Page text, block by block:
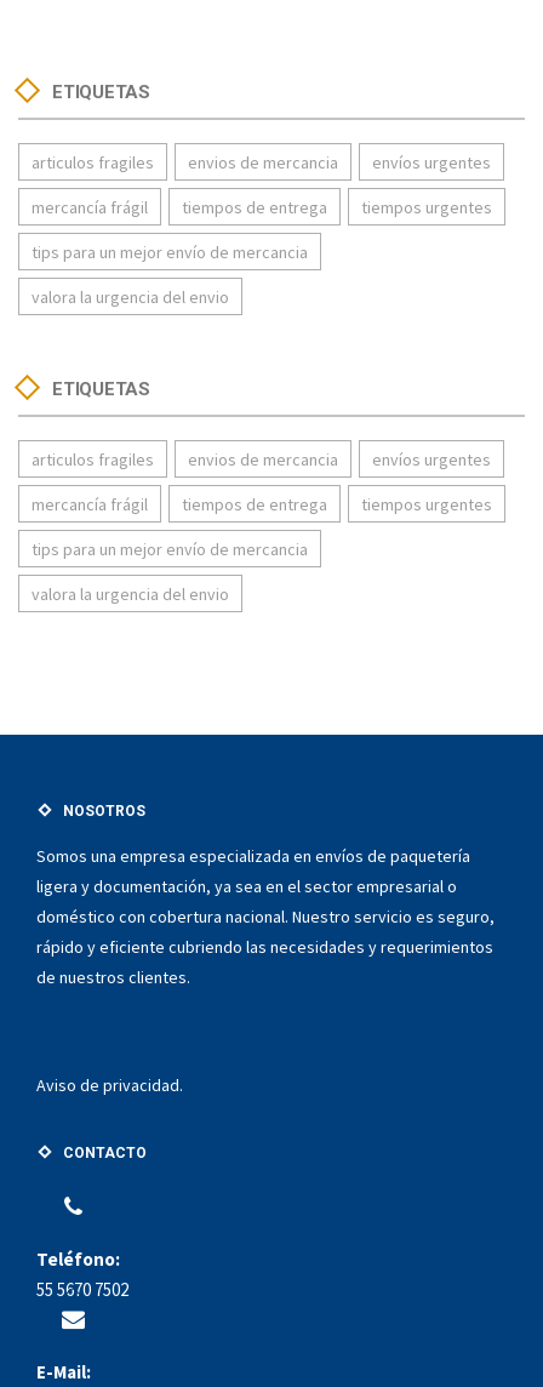
ETIQUETAS
articulos fragiles envios de mercancia envíos urgentes
mercancía frágil tiempos de entrega tiempos urgentes
tips para un mejor envío de mercancia
valora la urgencia del envio
ETIQUETAS
articulos fragiles envios de mercancia envíos urgentes
mercancía frágil tiempos de entrega tiempos urgentes
tips para un mejor envío de mercancia
valora la urgencia del envio
NOSOTROS
Somos una empresa especializada en envíos de paquetería
ligera y documentación, ya sea en el sector empresarial o
doméstico con cobertura nacional. Nuestro servicio es seguro,
rápido y eficiente cubriendo las necesidades y requerimientos
de nuestros clientes.
Aviso de privacidad.
CONTACTO
Teléfono:
55 5670 7502
E-Mail: